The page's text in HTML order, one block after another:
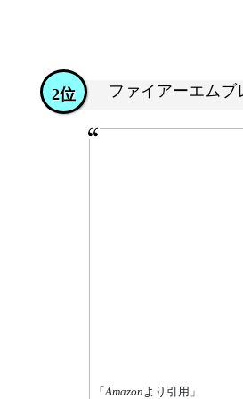
ファイアーエムブ
2位
「Amazonより引用」